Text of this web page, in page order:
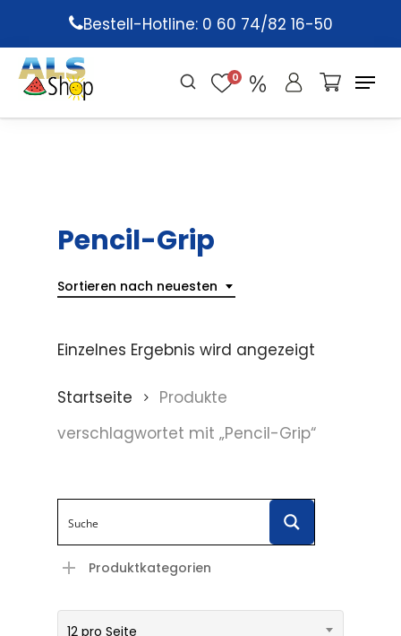
main
content
Bestell-Hotline: 0 60 74/82 16-50
0
Pencil-Grip
Sortieren nach neuesten
Einzelnes Ergebnis wird angezeigt
Startseite
Produkte
verschlagwortet mit „Pencil-Grip“
Produktkategorien
12 pro Seite